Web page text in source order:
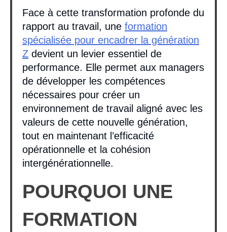
Face à cette transformation profonde du
rapport au travail, une formation
spécialisée pour encadrer la génération
Z devient un levier essentiel de
performance. Elle permet aux managers
de développer les compétences
nécessaires pour créer un
environnement de travail aligné avec les
valeurs de cette nouvelle génération,
tout en maintenant l’efficacité
opérationnelle et la cohésion
intergénérationnelle.
POURQUOI UNE
FORMATION